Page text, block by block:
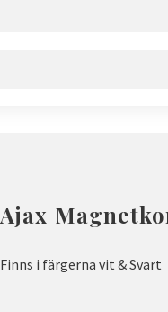
Ajax
Finns i färgerna vit & Svart